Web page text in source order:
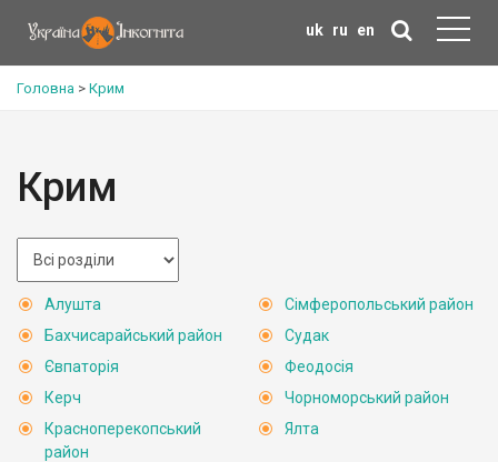
uk ru en
Головна > Крим
Крим
Алушта
Бахчисарайський район
Євпаторія
Керч
Красноперекопський
район
Сімферопольський район
Судак
Феодосія
Чорноморський район
Ялта